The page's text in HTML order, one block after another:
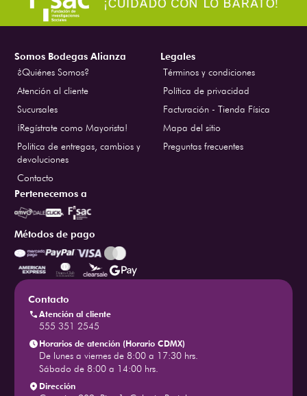
Somos Bodegas Alianza
¿Quiénes Somos?
Atención al cliente
Sucursales
¡Regístrate como Mayorista!
Politica de entregas, cambios y
devoluciones
Contacto
Legales
Términos y condiciones
Política de privacidad
Facturación - Tienda Física
Mapa del sitio
Preguntas frecuentes
Pertenecemos a
Métodos de pago
Contacto
Atención al cliente
555 351 2545
Horarios de atención (Horario CDMX)
De lunes a viernes de 8:00 a 17:30 hrs.
Sábado de 8:00 a 14:00 hrs.
Dirección